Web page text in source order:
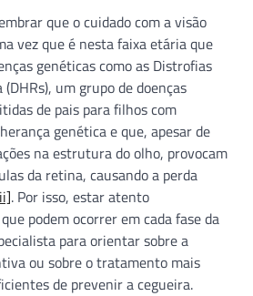
que o cuidado com a visão
vez que é nesta faixa etária que
genéticas como as Distrofias
um grupo de doenças
de pais para filhos com
genética e que, apesar de
na estrutura do olho, provocam
da retina, causando a perda
. Por isso, estar atento
podem ocorrer em cada fase da
para orientar sobre a
ou sobre o tratamento mais
de prevenir a cegueira.